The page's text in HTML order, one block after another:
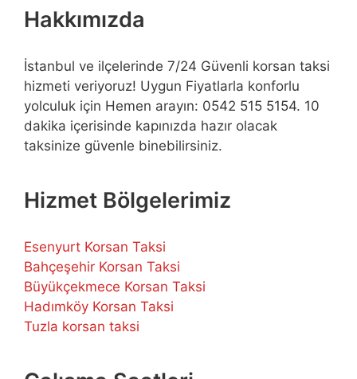
Hakkımızda
İstanbul ve ilçelerinde 7/24 Güvenli korsan taksi
hizmeti veriyoruz! Uygun Fiyatlarla konforlu
yolculuk için Hemen arayın: 0542 515 5154. 10
dakika içerisinde kapınızda hazır olacak
taksinize güvenle binebilirsiniz.
Hizmet Bölgelerimiz
Esenyurt Korsan Taksi
Bahçeşehir Korsan Taksi
Büyükçekmece Korsan Taksi
Hadımköy Korsan Taksi
Tuzla korsan taksi